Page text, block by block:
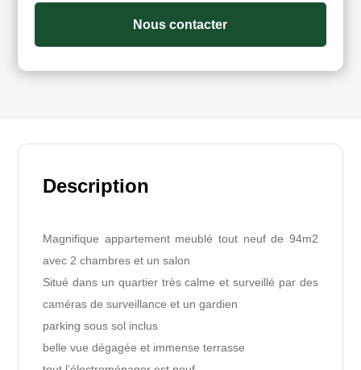
Nous contacter
Description
Magnifique appartement meublé tout neuf de 94m2
avec 2 chambres et un salon
Situé dans un quartier très calme et surveillé par des
caméras de surveillance et un gardien
parking sous sol inclus
belle vue dégagée et immense terrasse